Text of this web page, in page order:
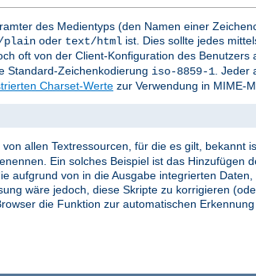
des Medientyps (den Namen einer
plain oder text/html ist. Dies sollte jedes
oft von der Client-Konfiguration des Benutzers
Standard-Zeichenkodierung iso-8859-1 .
Charset-Werte zur Verwendung in MIME-
allen Textressourcen, für die es gilt, bekannt
Ein solches Beispiel ist das Hinzufügen
aufgrund von in die Ausgabe integrierten
wäre jedoch, diese Skripte zu korrigieren
die Funktion zur automatischen